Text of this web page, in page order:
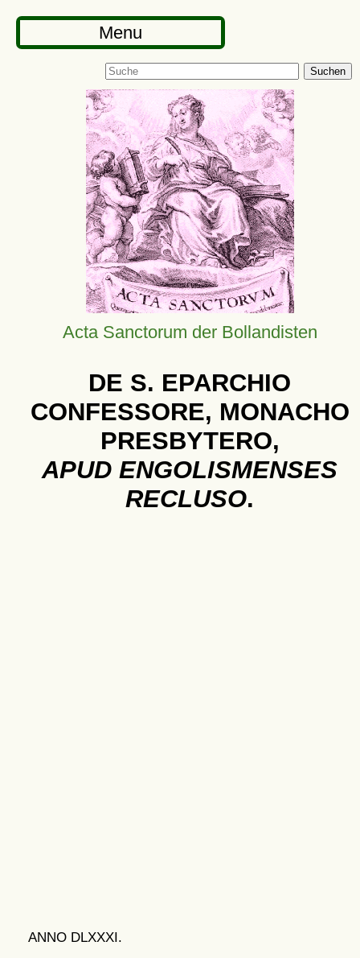
Menu
Suchen
Acta Sanctorum der Bollandisten
DE S. EPARCHIO
CONFESSORE, MONACHO
PRESBYTERO,
APUD ENGOLISMENSES
RECLUSO.
ANNO DLXXXI.